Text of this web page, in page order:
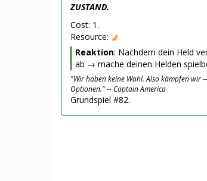
ZUSTAND.
Cost: 1.
Resource:
Reaktion: Nachdem dein Held
ab → mache deinen Helden
"Wir haben keine Wahl. Also kämpfen wir
Optionen." -- Captain America
Grundspiel #82.